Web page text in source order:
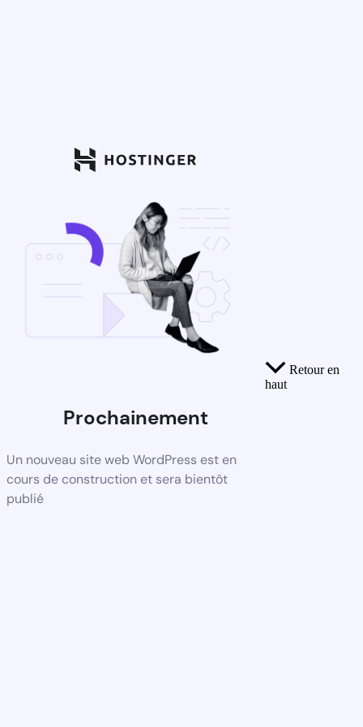
Prochainement
Un nouveau site web WordPress est en
cours de construction et sera bientôt
publié
Retour en
haut